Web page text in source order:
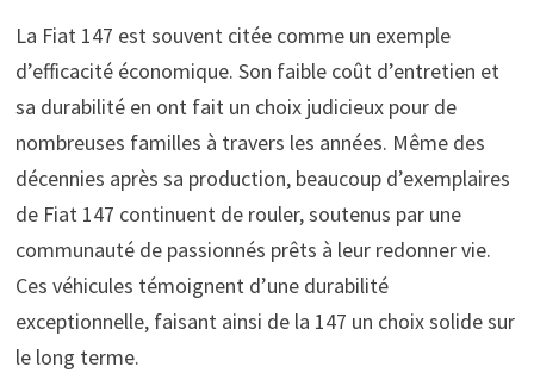
La Fiat 147 est souvent citée comme un exemple
d’efficacité économique. Son faible coût d’entretien et
sa durabilité en ont fait un choix judicieux pour de
nombreuses familles à travers les années. Même des
décennies après sa production, beaucoup d’exemplaires
de Fiat 147 continuent de rouler, soutenus par une
communauté de passionnés prêts à leur redonner vie.
Ces véhicules témoignent d’une durabilité
exceptionnelle, faisant ainsi de la 147 un choix solide sur
le long terme.